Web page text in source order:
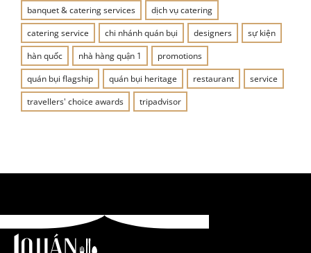
banquet & catering services
dịch vụ catering
catering service
chi nhánh quán bụi designers
sự kiện
hàn quốc
nhà hàng quận 1
promotions
quán bụi flagship
quán bụi heritage restaurant
service
travellers' choice awards
tripadvisor